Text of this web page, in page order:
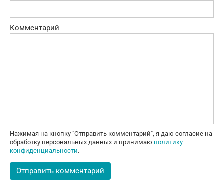
Комментарий
Нажимая на кнопку "Отправить комментарий", я даю согласие на
обработку персональных данных и принимаю политику
конфиденциальности.